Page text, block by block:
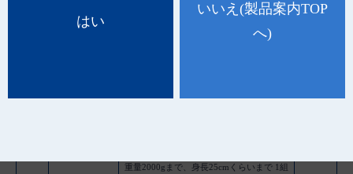
はい
いいえ(製品案内TOP
へ)
種 類
重量1500gまで、身長15cmくらいまで 1組
重量2000gまで、身長25cmくらいまで 1組